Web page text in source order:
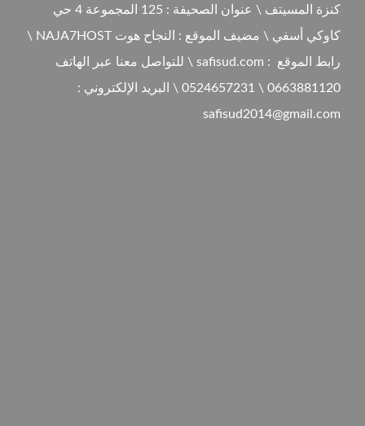
كنزة المسيتف \ عنوان الصحيفة : 125 المجموعة 4 حي
كاوكي أسفي \ مضيف الموقع : النجاح هوت NAJA7HOST \
رابط الموقع : safisud.com \ للتواصل معنا عبر الهاتف
0663881120 \ 0524657231 \ البريد الإلكتروني :
safisud2014@gmail.com